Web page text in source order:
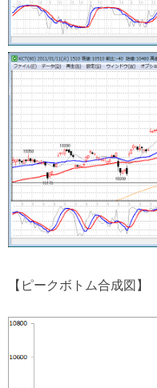
【ピークボトム合成図】